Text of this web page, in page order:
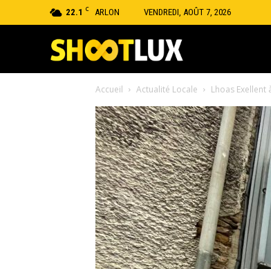
22.1 C ARLON VENDREDI, AOÛT 7, 2026
Accueil Actualité Locale Lhoas